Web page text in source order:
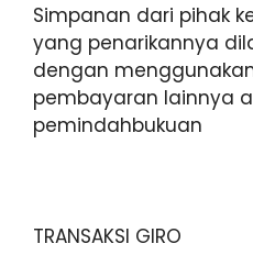
Simpanan dari pihak
yang penarikannya
dengan
pembayaran lainnya
pemindahbukuan
TRANSAKSI GIRO